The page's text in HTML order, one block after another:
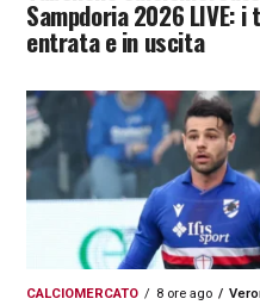
Sampdoria 2026 LIVE:
entrata e in uscita
CALCIOMERCATO 8 ore ago